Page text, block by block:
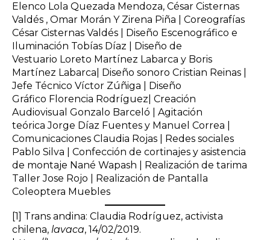
Elenco Lola Quezada Mendoza, César Cisternas
Valdés , Omar Morán Y Zirena Piña | Coreografías
César Cisternas Valdés | Diseño Escenográfico e
Iluminación Tobías Díaz | Diseño de
Vestuario Loreto Martínez Labarca y Boris
Martínez Labarca| Diseño sonoro Cristian Reinas |
Jefe Técnico Víctor Zúñiga | Diseño
Gráfico Florencia Rodríguez| Creación
Audiovisual Gonzalo Barceló | Agitación
teórica Jorge Díaz Fuentes y Manuel Correa |
Comunicaciones Claudia Rojas | Redes sociales
Pablo Silva | Confección de cortinajes y asistencia
de montaje Nané Wapash | Realización de tarima
Taller Jose Rojo | Realización de Pantalla
Coleoptera Muebles
[1] Trans andina: Claudia Rodríguez, activista
chilena, lavaca, 14/02/2019.